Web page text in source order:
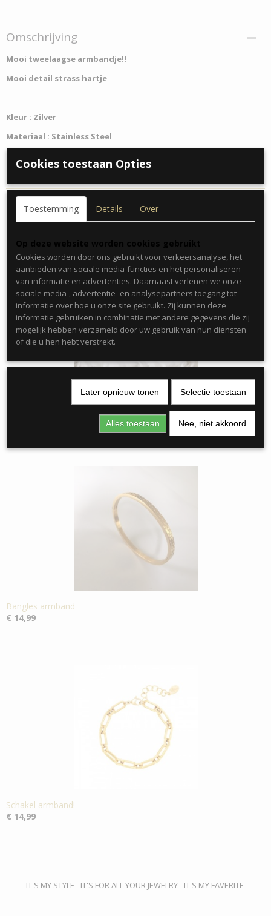
Omschrijving
Mooi tweelaagse armbandje!!
Mooi detail strass hartje
Kleur : Zilver
Materiaal : Stainless Steel
Ook interessant
Beauties deze rekbare armbandjes!!!
Bangles armband
€ 14,99
Schakel armband!
€ 14,99
IT'S MY STYLE - IT'S FOR ALL YOUR JEWELRY - IT'S MY FAVERITE
Cookies toestaan Opties
Toestemming Details Over
Cookies worden door ons gebruikt voor verkeersanalyse, het
aanbieden van sociale media-functies en het personaliseren
van informatie en advertenties. Daarnaast verlenen we onze
sociale media-, advertentie- en analysepartners toegang tot
informatie over hoe u onze site gebruikt. Zij kunnen deze
informatie gebruiken in combinatie met andere gegevens die zij
mogelijk hebben verzameld door uw gebruik van hun diensten
of die u hen hebt verstrekt.
Later opnieuw tonen Selectie toestaan
Alles toestaan Nee, niet akkoord